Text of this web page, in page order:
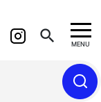
search MENU